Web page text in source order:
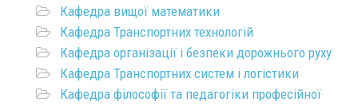
Кафедра вищої математики
Кафедра Транспортних технологій
Кафедра організації і безпеки дорожнього руху
Кафедра Транспортних систем і логістики
Кафедра філософії та педагогіки професійної